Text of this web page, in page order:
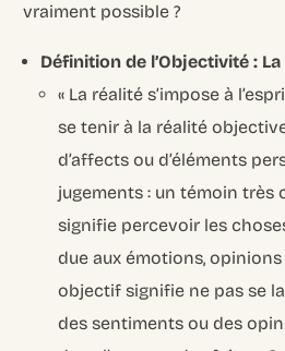
vraiment possible ?
Définition de l’Objectivité :
« La réalité s’impose à
se tenir à la réalité
d’affects ou d’éléments
jugements : un témoin très
signifie percevoir les
due aux émotions, opinions
objectif signifie ne pas se
des sentiments ou des